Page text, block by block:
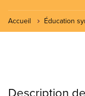
Accueil Éducation
Description